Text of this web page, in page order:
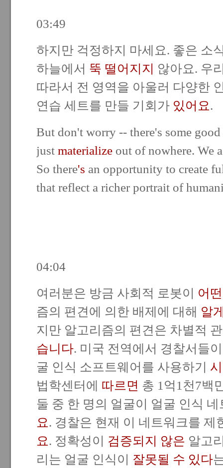
03:49
하지만 걱정하지 마세요. 좋은 소
하늘에서 뚝 떨어지지
않아요. 우
따라서 전 영역을 아울러 다양한
연습 세트를 만들 기회가 있어요.
But don't worry -- there's some
just materialize out of nowhere. We
So there's an opportunity to create
that reflect a richer portrait of
04:04
여러분은 방금 사회적 로봇이 어
즘의 편견에 의한 배제에 대해 알
지만 알고리즘의 편견은 차별적
습니다. 미국 전역에서 경찰서들
굴 인식 소프트웨어를 사용하기
법학센터에 따르면 총 1억1천7백
둘 중 한 명의 얼굴이 얼굴 인식
요. 경찰은 현재 이 네트워크를 제
요. 정확성이 검증되지 않은 알고
리는 얼굴 인식이 잘못될 수 있다